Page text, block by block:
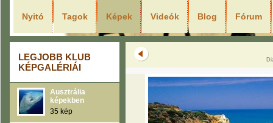
Nyitó Tagok Képek Videók Blog Fórum
LEGJOBB KLUB
KÉPGALÉRIÁI
Ausztrália
képekben
35 kép